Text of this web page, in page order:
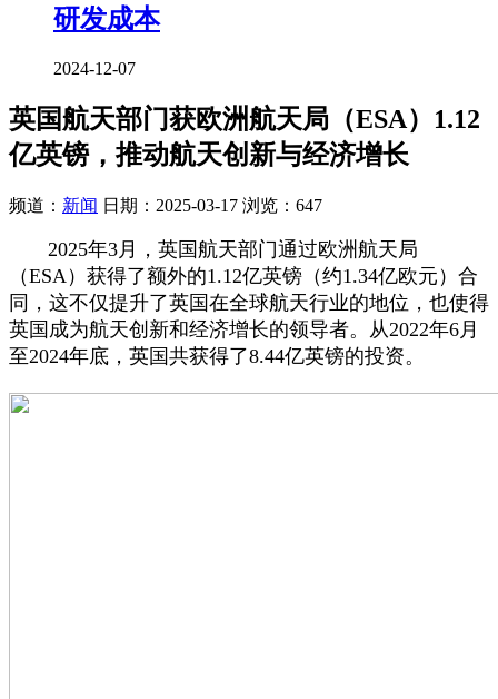
研发成本
2024-12-07
英国航天部门获欧洲航天局（ESA）1.12
亿英镑，推动航天创新与经济增长
频道： 新闻 日期： 2025-03-17 浏览：647
2025年3月，英国航天部门通过欧洲航天局
（ESA）获得了额外的1.12亿英镑（约1.34亿欧元）合
同，这不仅提升了英国在全球航天行业的地位，也使得
英国成为航天创新和经济增长的领导者。从2022年6月
至2024年底，英国共获得了8.44亿英镑的投资。